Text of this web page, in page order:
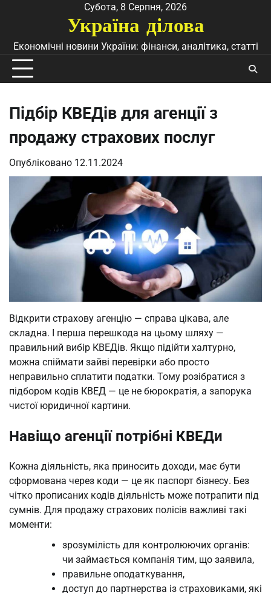
Субота, 8 Серпня, 2026
Україна ділова
Економічні новини України: фінанси, аналітика, статті
Підбір КВЕДів для агенції з
продажу страхових послуг
Опубліковано 12.11.2024
Відкрити страхову агенцію — справа цікава, але
складна. І перша перешкода на цьому шляху —
правильний вибір КВЕДів. Якщо підійти халтурно,
можна спіймати зайві перевірки або просто
неправильно сплатити податки. Тому розібратися з
підбором кодів КВЕД — це не бюрократія, а запорука
чистої юридичної картини.
Навіщо агенції потрібні КВЕДи
Кожна діяльність, яка приносить доходи, має бути
сформована через коди — це як паспорт бізнесу. Без
чітко прописаних кодів діяльність може потрапити під
сумнів. Для продажу страхових полісів важливі такі
моменти:
зрозумілість для контролюючих органів:
чи займається компанія тим, що заявила,
правильне оподаткування,
доступ до партнерства із страховиками, які